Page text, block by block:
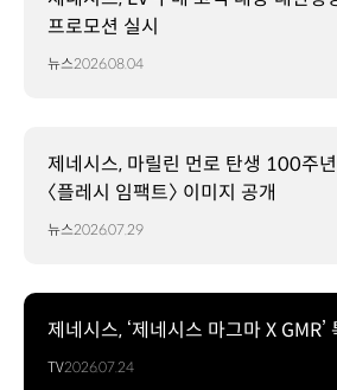
프로모션 실시
뉴스2026.08.04
제네시스, 마릴린 먼로 탄생 100주
〈플레시 임팩트〉 이미지 공개
뉴스2026.07.29
제네시스, ‘제네시스 마그마 X GMR’
TV2026.07.24